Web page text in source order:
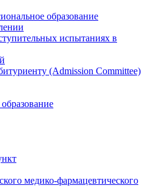
образование
испытаниях в
(Admission Committee)
медико-фармацевтического